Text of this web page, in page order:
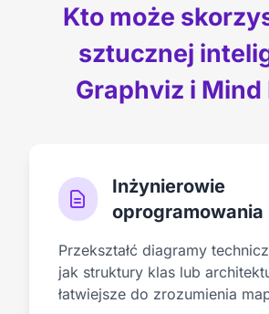
Kto może
sztucznej
Graphviz i Mind
Inżynierowie
oprogramowania
Przekształć diagramy
jak struktury klas lub
łatwiejsze do zrozumienia